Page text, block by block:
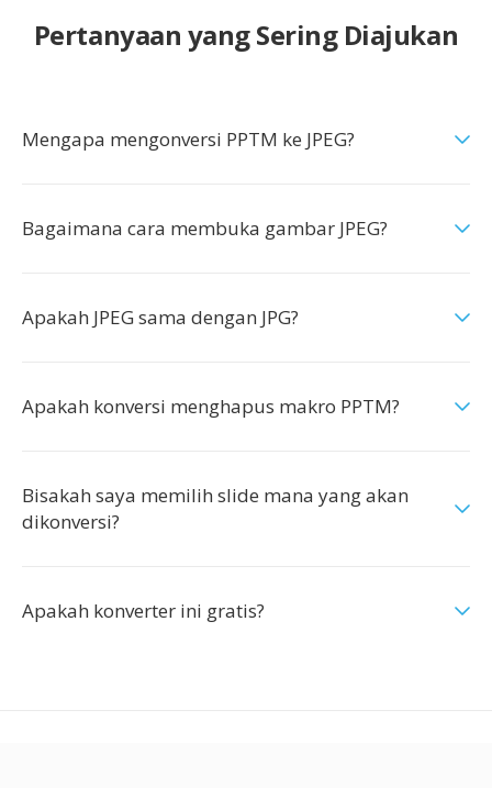
Pertanyaan yang Sering Diajukan
Mengapa mengonversi PPTM ke JPEG?
Bagaimana cara membuka gambar JPEG?
Apakah JPEG sama dengan JPG?
Apakah konversi menghapus makro PPTM?
Bisakah saya memilih slide mana yang akan
dikonversi?
Apakah konverter ini gratis?